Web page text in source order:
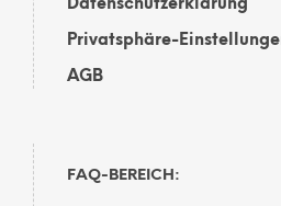
Datenschutzerklärung
Privatsphäre-
AGB
FAQ-BEREICH: